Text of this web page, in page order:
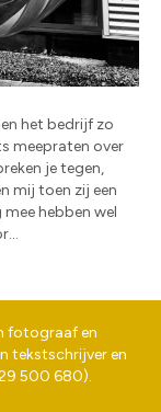
het bedrijf zo
meepraten over
je tegen,
mij toen zij een
hebben wel
fotograaf en
tekstschrijver en
500 680).